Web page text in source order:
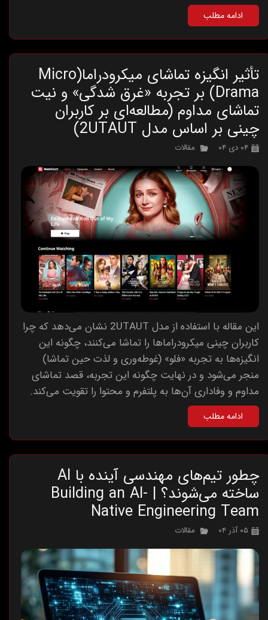
ادامه مطلب
تأثیر انگیزه تماشای میکرو‌دراما(Micro
Drama) بر تجربه «غرق شدگی» و نیت
تماشای مداوم (مطالعه‌ای بر کاربران
چینی بر اساس مدل 2UTAUT)
۰۴ دی ۰۴ مقالات
این مقاله با استفاده از مدل 2UTAUT نشان می‌دهد که چرا
کاربران چینی میکرو‌دراماها را تماشا می‌کنند، چگونه این
انگیزه‌ها به تجربه «فلو» (غوطه‌وری و لذت حین تماشا)
منجر می‌شود و در نهایت چگونه این تجربه، قصد تماشای
مداوم و وفاداری آن‌ها به پلتفرم و محتوا را تقویت می‌کند.
ادامه مطلب
چطور تیم‌های مهندسی آینده با AI
ساخته می‌شوند؟ | Building an AI-
Native Engineering Team
۰۵ آذر ۰۴ مقالات